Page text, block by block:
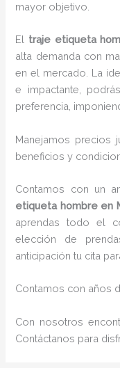
mayor objetivo.
El traje etiqueta
alta demanda con
en el mercado. La
e impactante,
preferencia,
Manejamos precios
beneficios y
Contamos con un
etiqueta hombre en
aprendas todo el
elección de
anticipación tu cita
Contamos con años
Con nosotros
Contáctanos para